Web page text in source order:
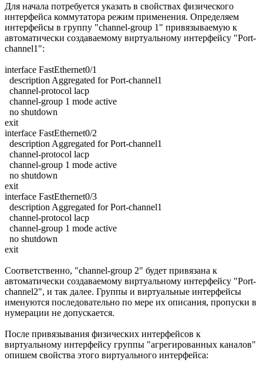
Для начала потребуется указать в свойствах физического
интерфейса коммутатора режим применения. Определяем
интерфейсы в группу "channel-group 1" привязываемую к
автоматически создаваемому виртуальному интерфейсу "Port-
channel1":
interface FastEthernet0/1
description Aggregated for Port-channel1
channel-protocol lacp
channel-group 1 mode active
no shutdown
exit
interface FastEthernet0/2
description Aggregated for Port-channel1
channel-protocol lacp
channel-group 1 mode active
no shutdown
exit
interface FastEthernet0/3
description Aggregated for Port-channel1
channel-protocol lacp
channel-group 1 mode active
no shutdown
exit
Соответственно, "channel-group 2" будет привязана к
автоматически создаваемому виртуальному интерфейсу "Port-
channel2", и так далее. Группы и виртуальные интерфейсы
именуются последовательно по мере их описания, пропуски в
нумерации не допускается.
После привязывания физических интерфейсов к
виртуальному интерфейсу группы "агрегированных каналов"
опишем свойства этого виртуального интерфейса: